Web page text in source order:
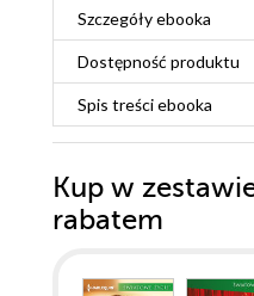
Szczegółyebooka
Dostępność produktu
Spis treściebooka
Kup w
rabatem